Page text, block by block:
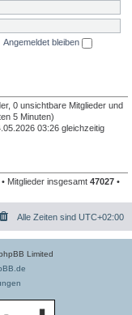
Angemeldet bleiben
0 unsichtbare Mitglieder und
5 Minuten)
03:26 gleichzeitig
• Mitglieder insgesamt 47027 •
Alle Zeiten sind UTC+02:00
Limited